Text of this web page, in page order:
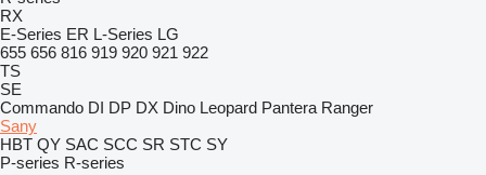
RX
E-Series ER L-Series LG
655 656 816 919 920 921 922
TS
SE
Commando DI DP DX Dino Leopard Pantera Ranger
Sany
HBT QY SAC SCC SR STC SY
P-series R-series